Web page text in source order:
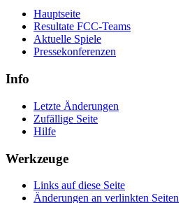
Hauptseite
Resultate FCC-Teams
Aktuelle Spiele
Pressekonferenzen
Info
Letzte Änderungen
Zufällige Seite
Hilfe
Werkzeuge
Links auf diese Seite
Änderungen an verlinkten Seiten